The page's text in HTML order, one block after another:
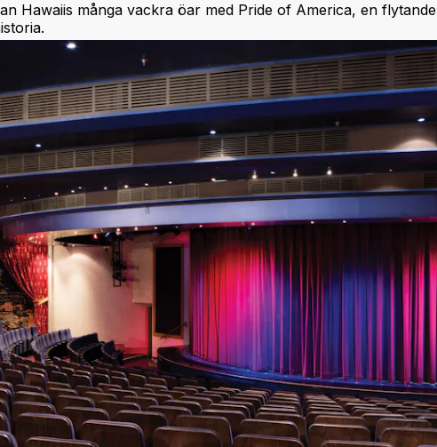
Hawaiis många vackra öar med Pride of America, en flytande